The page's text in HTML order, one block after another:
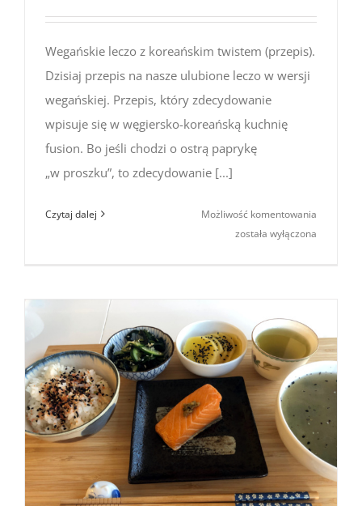
Wegańskie leczo z koreańskim twistem (przepis).
Dzisiaj przepis na nasze ulubione leczo w wersji
wegańskiej. Przepis, który zdecydowanie
wpisuje się w węgiersko-koreańską kuchnię
fusion. Bo jeśli chodzi o ostrą paprykę
„w proszku”, to zdecydowanie [...]
Czytaj dalej Możliwość komentowania
została wyłączona